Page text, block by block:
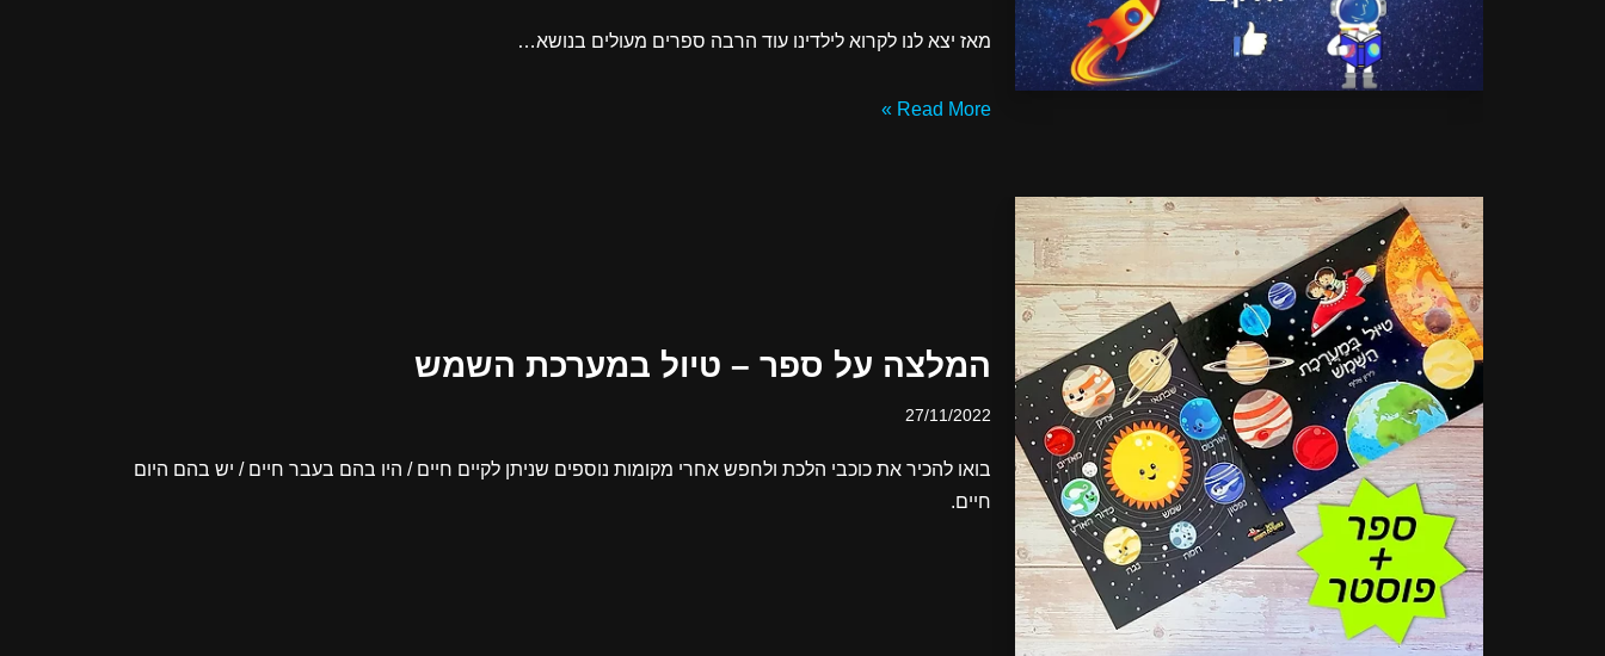
מאז יצא לנו לקרוא לילדינו עוד הרבה ספרים מעולים בנושא…
Read More »
המלצה על ספר – טיול במערכת השמש
27/11/2022
בואו להכיר את כוכבי הלכת ולחפש אחרי מקומות נוספים שניתן לקיים חיים / היו בהם בעבר חיים / יש בהם היום
חיים.